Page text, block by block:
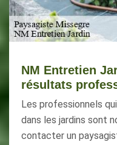
NM Entretien
résultats
Les professionnels
dans les jardins sont
contacter un